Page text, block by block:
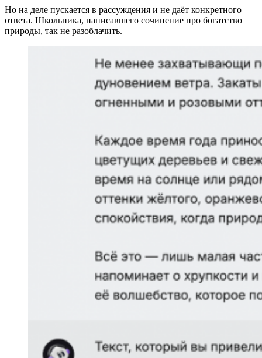
Но на деле пускается в рассуждения и не даёт конкретного
ответа. Школьника, написавшего сочинение про богатство
природы, так не разоблачить.